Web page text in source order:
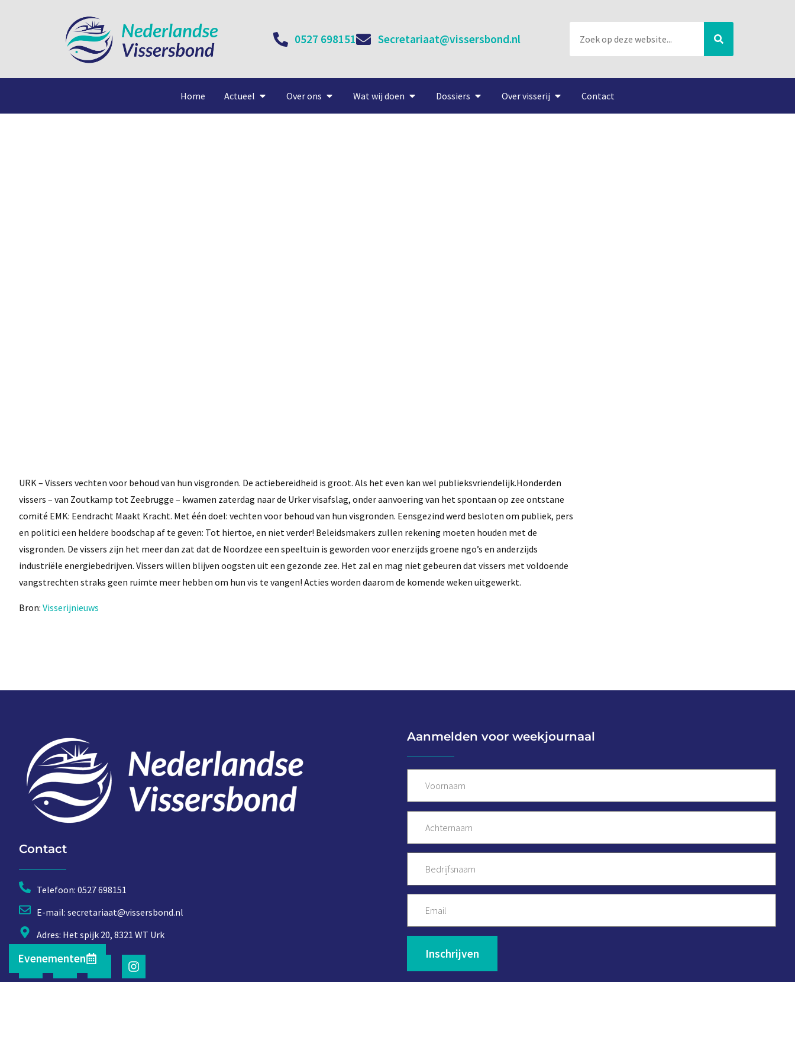
0527 698151 Secretariaat@vissersbond.nl
Home Actueel Over ons Wat wij doen Dossiers Over visserij Contact
URK – Vissers vechten voor behoud van hun visgronden. De actiebereidheid is groot. Als het even kan wel publieksvriendelijk.Honderden
vissers – van Zoutkamp tot Zeebrugge – kwamen zaterdag naar de Urker visafslag, onder aanvoering van het spontaan op zee ontstane
comité EMK: Eendracht Maakt Kracht. Met één doel: vechten voor behoud van hun visgronden. Eensgezind werd besloten om publiek, pers
en politici een heldere boodschap af te geven: Tot hiertoe, en niet verder! Beleidsmakers zullen rekening moeten houden met de
visgronden. De vissers zijn het meer dan zat dat de Noordzee een speeltuin is geworden voor enerzijds groene ngo’s en anderzijds
industriële energiebedrijven. Vissers willen blijven oogsten uit een gezonde zee. Het zal en mag niet gebeuren dat vissers met voldoende
vangstrechten straks geen ruimte meer hebben om hun vis te vangen! Acties worden daarom de komende weken uitgewerkt.
Bron: Visserijnieuws
Contact
Telefoon: 0527 698151
E-mail: secretariaat@vissersbond.nl
Adres: Het spijk 20, 8321 WT Urk
Evenementen
Aanmelden voor weekjournaal